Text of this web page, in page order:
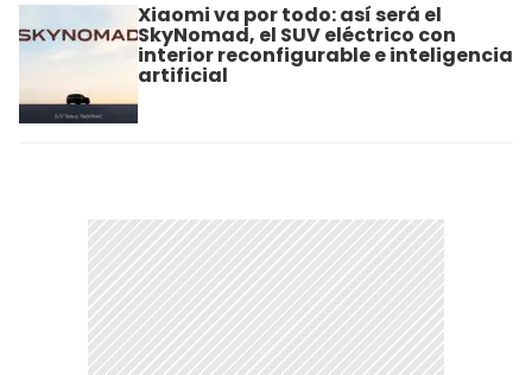
Xiaomi va por todo: así será el
SkyNomad, el SUV eléctrico con
interior reconfigurable e inteligencia
artificial